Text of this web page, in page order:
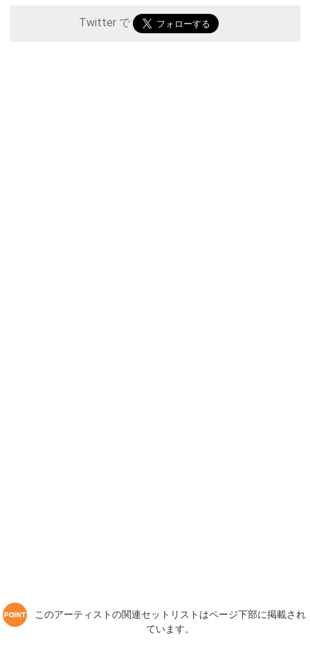
Twitter で
このアーティストの関連セットリストはページ下部に掲載され
ています。